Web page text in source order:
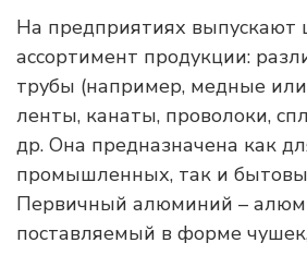
На предприятиях выпускают
ассортимент продукции:
трубы (например, медные
ленты, канаты, проволоки,
др. Она предназначена как
промышленных, так и
Первичный алюминий –
поставляемый в форме